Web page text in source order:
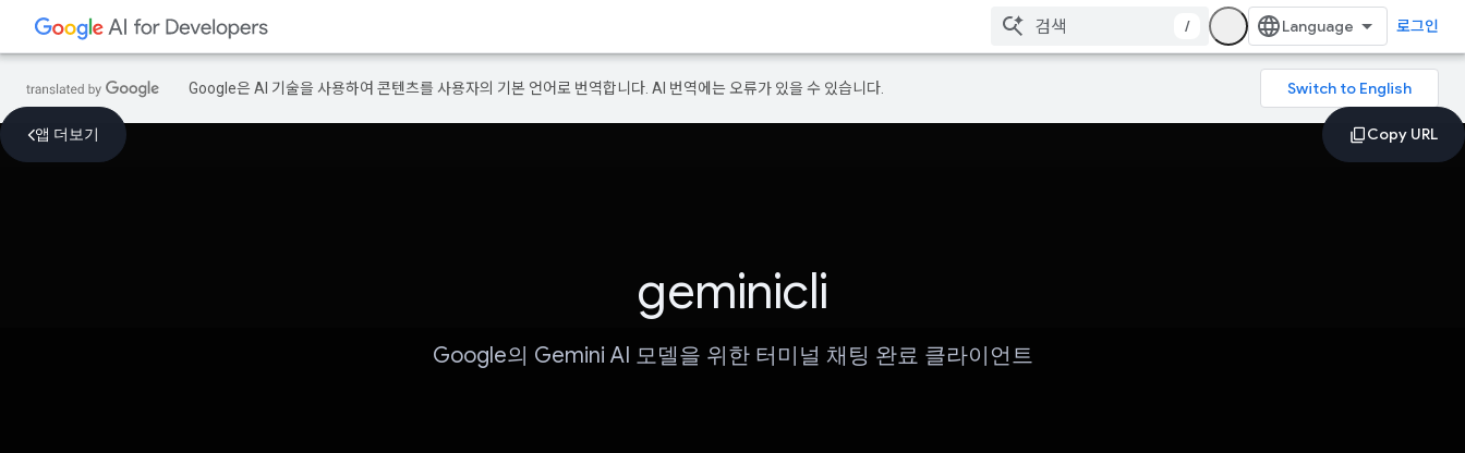
/ 로그인
Google은 AI 기술을 사용하여 콘텐츠를 사용자의 기본 언어로 번역합니다. AI 번역에는 오류가 있을 수 있습니다.
앱 더보기
geminicli
Google의 Gemini AI 모델을 위한 터미널 채팅 완료 클라이언트